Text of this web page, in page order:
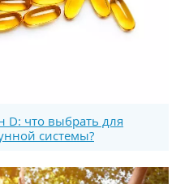
D: что выбрать для
системы?